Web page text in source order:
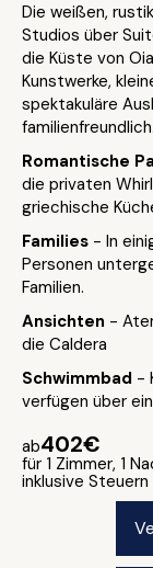
Die weißen,
Studios über
die Küste von
Kunstwerke,
spektakuläre
familienfreundlich.
Romantische
die privaten
griechische
Families - In
Personen
Familien.
Ansichten -
die Caldera
Schwimmbad -
verfügen über
ab402€
für 1 Zimmer, 1
inklusive